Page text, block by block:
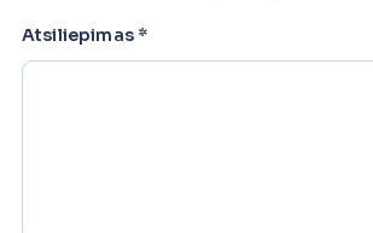
Atsiliepimas *